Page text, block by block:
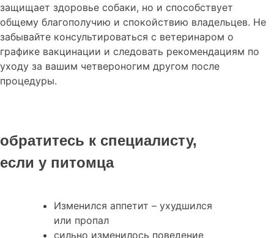
защищает здоровье собаки, но и способствует
общему благополучию и спокойствию владельцев. Не
забывайте консультироваться с ветеринаром о
графике вакцинации и следовать рекомендациям по
уходу за вашим четвероногим другом после
процедуры.
обратитесь к специалисту,
если у питомца
Изменился аппетит – ухудшился
или пропал
сильно изменилось поведение